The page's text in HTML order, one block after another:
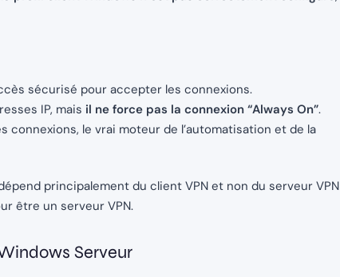
sécurisé pour accepter les connexions.
IP, mais il ne force pas la connexion “Always On”.
le vrai moteur de l’automatisation et de la
principalement du client VPN et non du serveur VPN
être un serveur VPN.
Serveur